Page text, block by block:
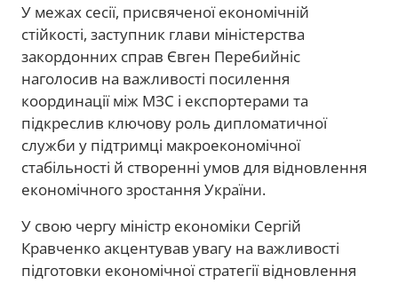
У межах сесії, присвяченої економічній
стійкості, заступник глави міністерства
закордонних справ Євген Перебийніс
наголосив на важливості посилення
координації між МЗС і експортерами та
підкреслив ключову роль дипломатичної
служби у підтримці макроекономічної
стабільності й створенні умов для відновлення
економічного зростання України.
У свою чергу міністр економіки Сергій
Кравченко акцентував увагу на важливості
підготовки економічної стратегії відновлення